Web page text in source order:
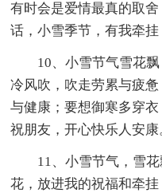
有时会是爱情最真的取
话，小雪季节，有我牵挂
10、小雪节气雪花
冷风吹，吹走劳累与疲
与健康；要想御寒多穿
祝朋友，开心快乐人安康
11、小雪节气，雪
花，放进我的祝福和牵